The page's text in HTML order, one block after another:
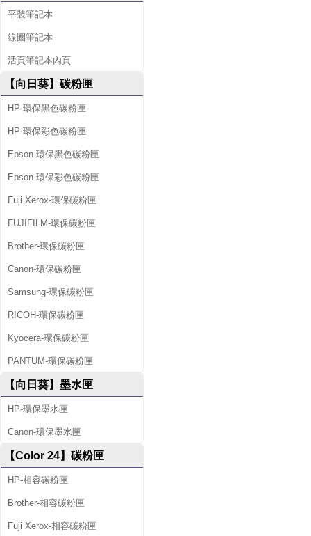
平裝筆記本
線圈筆記本
活頁筆記本內頁
【向日葵】碳粉匣
HP-環保黑色碳粉匣
HP-環保彩色碳粉匣
Epson-環保黑色碳粉匣
Epson-環保彩色碳粉匣
Fuji Xerox-環保碳粉匣
FUJIFILM-環保碳粉匣
Brother-環保碳粉匣
Canon-環保碳粉匣
Samsung-環保碳粉匣
RICOH-環保碳粉匣
Kyocera-環保碳粉匣
PANTUM-環保碳粉匣
【向日葵】墨水匣
HP-環保墨水匣
Canon-環保墨水匣
【Color 24】碳粉匣
HP-相容碳粉匣
Brother-相容碳粉匣
Fuji Xerox-相容碳粉匣